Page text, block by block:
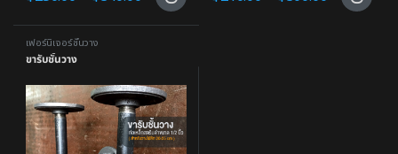
เฟอร์นิเจอร์ชั้นวาง
ขารับชั้นวาง